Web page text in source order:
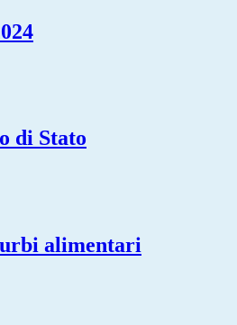
di Stato
alimentari